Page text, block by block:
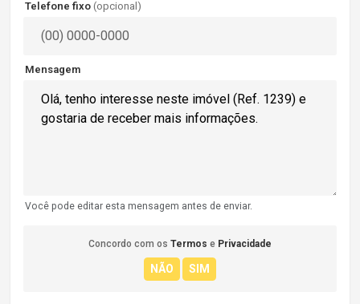
Telefone fixo (opcional)
Mensagem
Você pode editar esta mensagem antes de enviar.
Concordo com os Termos e Privacidade